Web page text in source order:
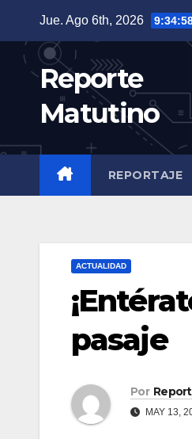
contenido
Jue. Ago 6th, 2026
Reporte
Matutino
REPORTAJE
ACTUALIDAD
pasaje
Por
MAY 13,